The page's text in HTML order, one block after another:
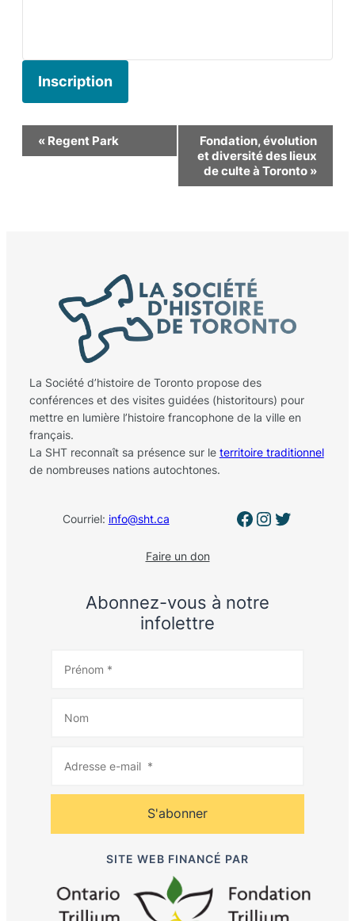
Inscription
Navigation
« Regent Park
Fondation, évolution
et diversité des lieux
de culte à Toronto »
La Société d’histoire de Toronto propose des
conférences et des visites guidées (historitours) pour
mettre en lumière l’histoire francophone de la ville en
français.
La SHT reconnaît sa présence sur le territoire traditionnel
de nombreuses nations autochtones.
Courriel: info@sht.ca Facebook Instagram Twitter
Faire un don
Abonnez-vous à notre
infolettre
S'abonner
SITE WEB FINANCÉ PAR